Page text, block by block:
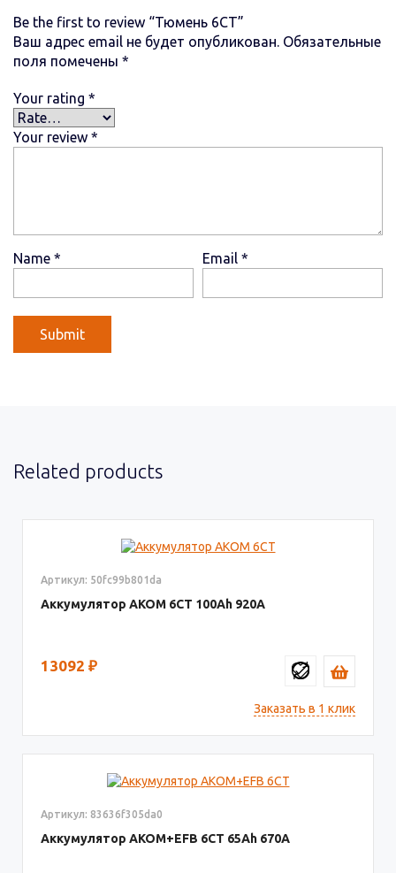
Be the first to review “Тюмень 6СТ”
Ваш адрес email не будет опубликован. Обязательные
поля помечены *
Your rating *
Your review *
Name * Email *
Related products
Артикул: 50fc99b801da
Аккумулятор AKOM 6СТ 100 920
13092 ₽
Заказать в 1 клик
Артикул: 83636f305da0
Аккумулятор AKOM+EFB 6СТ 65 670